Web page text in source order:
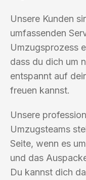
Unsere Kunden
umfassenden
Umzugsprozess
dass du dich um
entspannt auf
freuen kannst.
Unsere
Umzugsteams
Seite, wenn es
und das
Du kannst dich